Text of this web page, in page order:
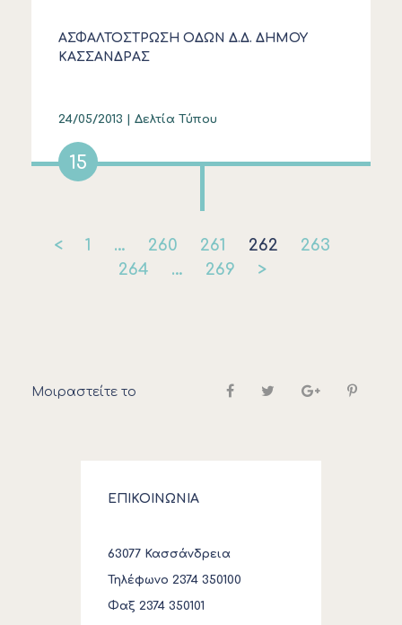
ΑΣΦΑΛΤΟΣΤΡΩΣΗ ΟΔΩΝ Δ.Δ. ΔΗΜΟΥ
ΚΑΣΣΑΝΔΡΑΣ
24/05/2013 | Δελτία Τύπου
15
< 1 … 260 261 262
263
264
… 269 >
Μοιραστείτε το
ΕΠΙΚΟΙΝΩΝΙΑ
63077 Κασσάνδρεια
Τηλέφωνο 2374 350100
Φαξ 2374 350101